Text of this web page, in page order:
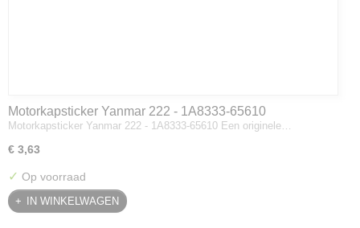
Motorkapsticker Yanmar 222 - 1A8333-65610
Motorkapsticker Yanmar 222 - 1A8333-65610 Een originele…
€ 3,63
✓ Op voorraad
IN WINKELWAGEN